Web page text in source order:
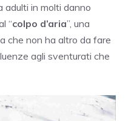
adulti in molti danno
“colpo d’aria”, una
che non ha altro da fare
agli sventurati che